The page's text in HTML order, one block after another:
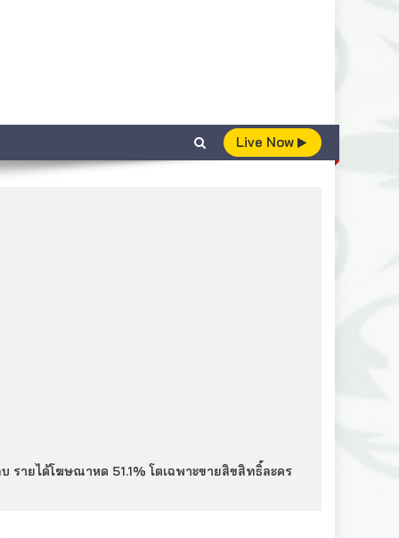
Live Now
ายได้โฆษณาหด 51.1% โตเฉพาะขายสิขสิทธิ์ละคร